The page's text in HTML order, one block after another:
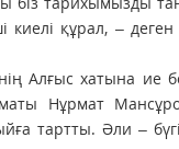
құрал, – деген
Алғыс хатына ие
Нұрмат
тартты. Әли –